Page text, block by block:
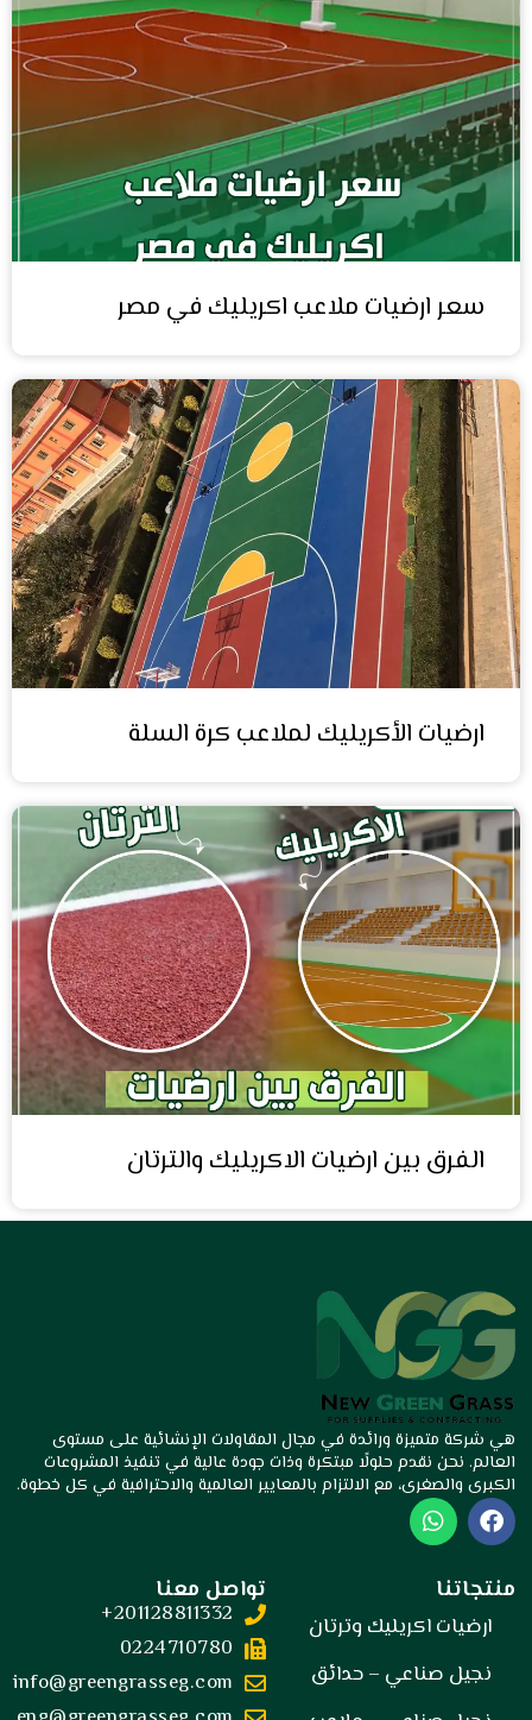
سعر ارضيات ملاعب اكريليك في مصر
ارضيات الأكريليك لملاعب كرة السلة
الفرق بين ارضيات الاكريليك والترتان
هي شركة متميزة ورائدة في مجال المقاولات الإنشائية على مستوى
العالم. نحن نقدم حلولًا مبتكرة وذات جودة عالية في تنفيذ المشروعات
الكبرى والصغرى، مع الالتزام بالمعايير العالمية والاحترافية في كل خطوة.
F
a
c
e
b
o
k
W
h
a
a
p
منتجاتنا
ارضيات اكريليك وترتان
نجيل صناعي – حدائق
تواصل معنا
201128811332+
0224710780
info@greengrasseg.com